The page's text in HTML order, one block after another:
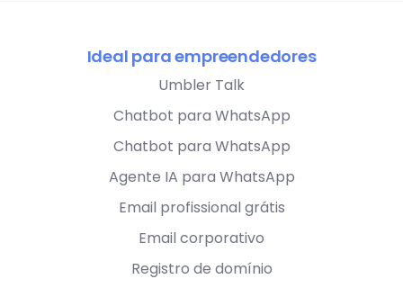
Ideal para empreendedores
Umbler Talk
Chatbot para WhatsApp
Chatbot para WhatsApp
Agente IA para WhatsApp
Email profissional grátis
Email corporativo
Registro de domínio